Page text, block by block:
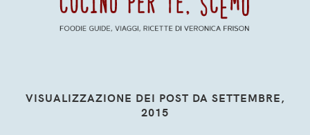
VISUALIZZAZIONE DEI POST DA SETTEMBRE,
2015